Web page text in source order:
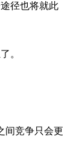
径也将就此
。
间竞争只会更